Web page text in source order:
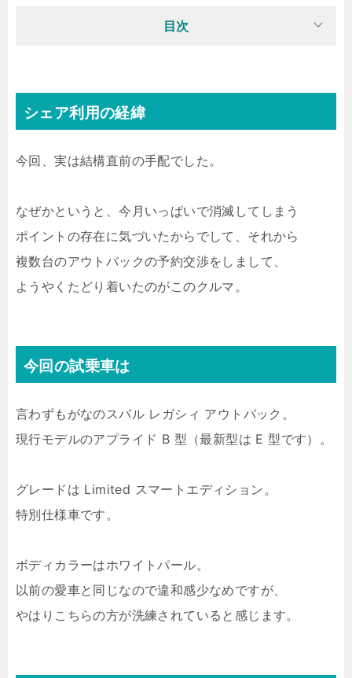
目次
シェア利用の経緯
今回、実は結構直前の手配でした。
なぜかというと、今月いっぱいで消滅してしまう
ポイントの存在に気づいたからでして、それから
複数台のアウトバックの予約交渉をしまして、
ようやくたどり着いたのがこのクルマ。
今回の試乗車は
言わずもがなのスバル レガシィ アウトバック。
現行モデルのアプライド B 型（最新型は E 型です）。
グレードは Limited スマートエディション。
特別仕様車です。
ボディカラーはホワイトパール。
以前の愛車と同じなので違和感少なめですが、
やはりこちらの方が洗練されていると感じます。